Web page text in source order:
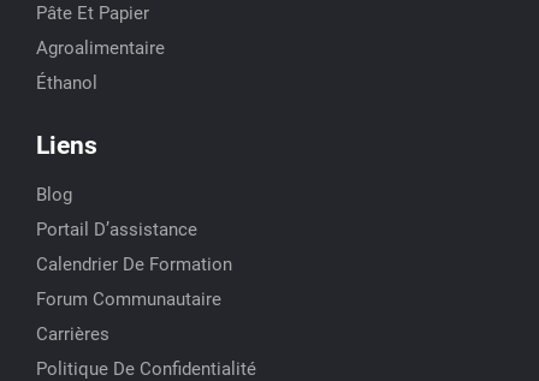
Pâte Et Papier
Agroalimentaire
Éthanol
Liens
Blog
Portail D’assistance
Calendrier De Formation
Forum Communautaire
Carrières
Politique De Confidentialité